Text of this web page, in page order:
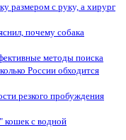
размером с руку, а хирург
почему собака
методы поиска
России обходится
резкого пробуждения
кошек с водной